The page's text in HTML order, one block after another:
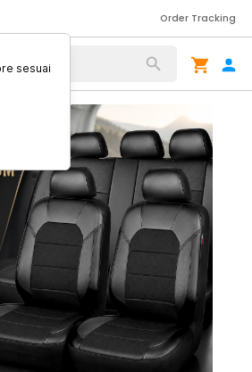
Order Tracking
sesuai